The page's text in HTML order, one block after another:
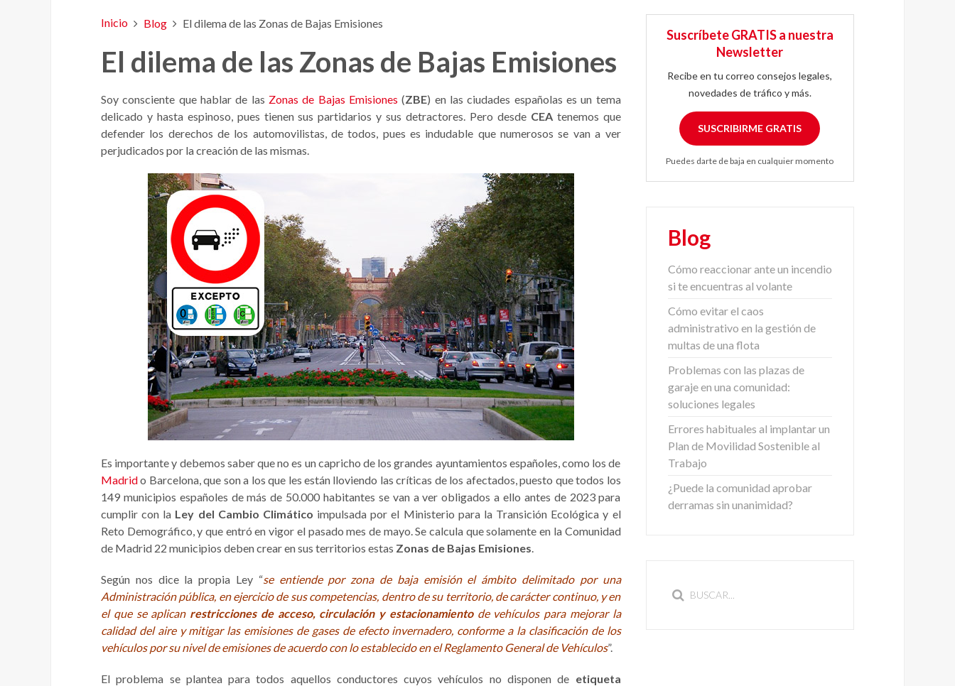
Inicio Blog El dilema de las Zonas de Bajas Emisiones
El dilema de las Zonas de Bajas Emisiones
Soy consciente que hablar de las Zonas de Bajas Emisiones (ZBE) en las ciudades españolas es un tema
delicado y hasta espinoso, pues tienen sus partidarios y sus detractores. Pero desde CEAtenemos que
defender los derechos de los automovilistas, de todos, pues es indudable que numerosos se van a ver
perjudicados por la creación de las mismas.
Es importante y debemos saber que no es un capricho de los grandes ayuntamientos españoles, como los de
Madrido Barcelona, que son a los que les están lloviendo las críticas de los afectados, puesto que todos los
149 municipios españoles de más de 50.000 habitantes se van a ver obligados a ello antes de 2023 para
cumplir con la Ley del Cambio Climático impulsada por el Ministerio para la Transición Ecológica y el
Reto Demográfico, y que entró en vigor el pasado mes de mayo. Se calcula que solamente en la Comunidad
de Madrid 22 municipios deben crear en sus territorios estas Zonas de Bajas Emisiones.
Según nos dice la propia Ley “se entiende por zona de baja emisión el ámbito delimitado por una
Administración pública, en ejercicio de sus competencias, dentro de su territorio, de carácter continuo, y en
el que se aplican restricciones de acceso, circulación y estacionamientode vehículos para mejorar la
calidad del aire y mitigar las emisiones de gases de efecto invernadero, conforme a la clasificación de los
vehículos por su nivel de emisiones de acuerdo con lo establecido en el Reglamento General de Vehículos”.
El problema se plantea para todos aquellos conductores cuyos vehículos no disponen de etiqueta
Suscríbete GRATIS a nuestra
Newsletter
Recibe en tu correo consejos legales,
novedades de tráfico y más.
SUSCRIBIRME GRATIS
Puedes darte de baja en cualquier momento
Blog
Cómo reaccionar ante un incendio
si te encuentras al volante
Cómo evitar el caos
administrativo en la gestión de
multas de una flota
Problemas con las plazas de
garaje en una comunidad:
soluciones legales
Errores habituales al implantar un
Plan de Movilidad Sostenible al
Trabajo
¿Puede la comunidad aprobar
derramas sin unanimidad?